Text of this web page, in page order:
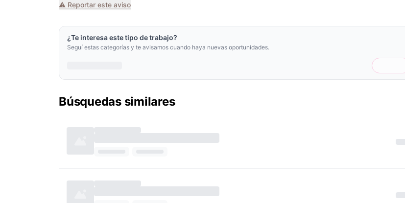
⚠️ Reportar este aviso
¿Te interesa este tipo de trabajo?
Seguí estas categorías y te avisamos cuando haya nuevas oportunidades.
Búsquedas similares